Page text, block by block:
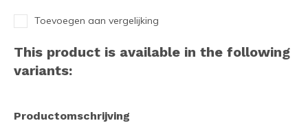
Toevoegen aan vergelijking
This product is available in the following
variants:
Productomschrijving